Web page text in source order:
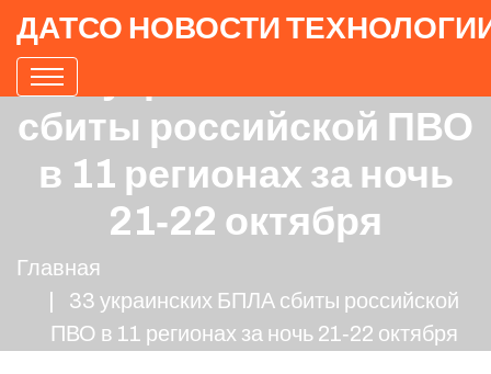
ДАТСО НОВОСТИ
33 украинских БПЛА
сбиты российской ПВО
в 11 регионах за ночь
21‑22 октября
Главная
33 украинских БПЛА сбиты российской
ПВО в 11 регионах за ночь 21‑22 октября